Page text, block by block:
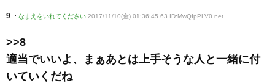
9 : なまえをいれてください 2017/11/10(金) 01:36:45.63 ID:MwQIpPLV0 .net
>>8
適当でいいよ、まぁあとは上手そうな人と一緒に付
いていくだね